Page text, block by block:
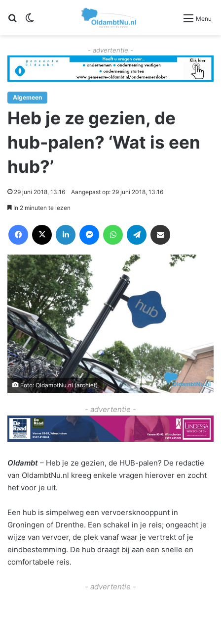
Zoeken Menu
- advertentie -
Algemeen
Heb je ze gezien, de
hub-palen? ‘Wat is een
hub?’
29 juni 2018, 13:16 Aangepast op: 29 juni 2018, 13:16
In 2 minuten te lezen
Foto: OldambtNu.nl (archief)
- advertentie -
Oldambt – Heb je ze gezien, de HUB-palen? De redactie
van OldambtNu.nl kreeg enkele vragen hierover en zocht
het voor je uit.
Een hub is simpelweg een vervoersknooppunt in
Groningen of Drenthe. Een schakel in je reis; ongeacht je
wijze van vervoer, de plek vanaf waar je vertrekt of je
eindbestemming. De hub draagt bij aan een snelle en
comfortabele reis.
- advertentie -